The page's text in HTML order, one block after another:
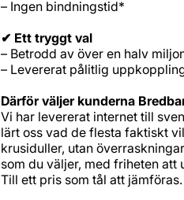
– Ingen bindningstid*
✔ Ett tryggt val
– Betrodd av över en halv
– Levererat pålitlig
Därför väljer kunderna
Vi har levererat internet till
lärt oss vad de flesta faktiskt
krusiduller, utan
som du väljer, med friheten
Till ett pris som tål att jämföras.